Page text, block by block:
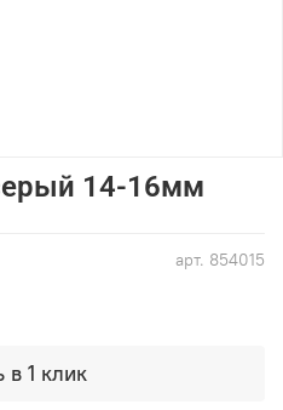
арт. 854015
14-16мм
в 1 клик